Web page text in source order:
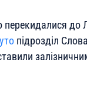
перекидалися
підрозділ